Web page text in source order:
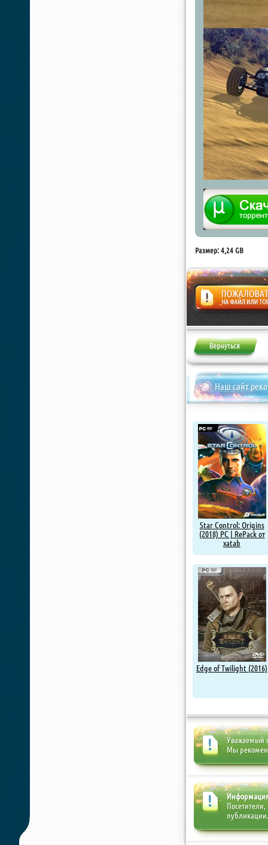
Размер: 4,24 GB
Жалоба
Наш сайт
Star Control: Origins
(2018) PC | RePack от
xatab
Edge of Twilight (2016)
Уважаемый
Мы
публикации.